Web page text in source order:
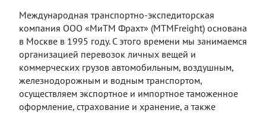
Международная транспортно-экспедиторская
компания ООО «МиТМ Фрахт» (MTMFreight) основана
в Москве в 1995 году. С этого времени мы занимаемся
организацией перевозок личных вещей и
коммерческих грузов автомобильным, воздушным,
железнодорожным и водным транспортом,
осуществляем экспортное и импортное таможенное
оформление, страхование и хранение, а также